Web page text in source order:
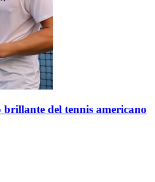
del tennis americano